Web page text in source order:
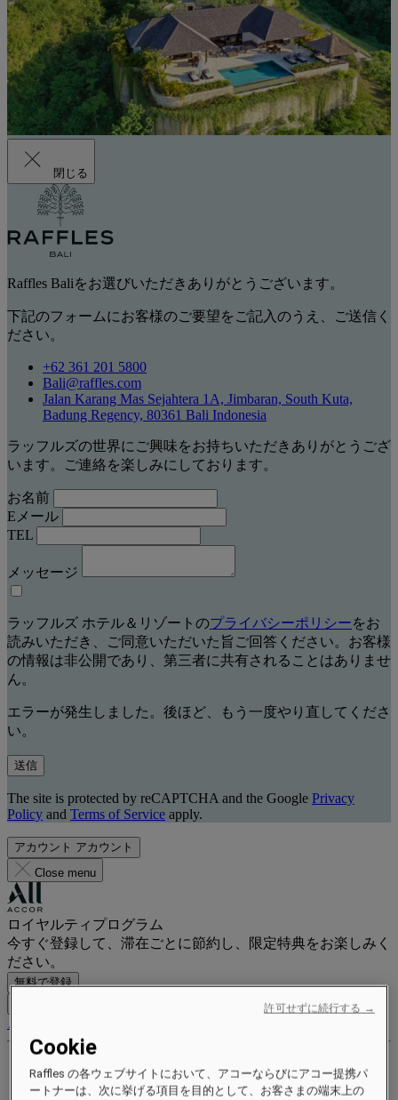
閉じる
Raffles Baliをお選びいただきありがとうございます。
下記のフォームにお客様のご要望をご記入のうえ、ご送信く
ださい。
+62 361 201 5800
Bali@raffles.com
Jalan Karang Mas Sejahtera 1A, Jimbaran, South Kuta,
Badung Regency, 80361 Bali Indonesia
ラッフルズの世界にご興味をお持ちいただきありがとうござ
います。ご連絡を楽しみにしております。
お名前
Eメール
TEL
メッセージ
ラッフルズ ホテル＆リゾートのプライバシーポリシーをお
読みいただき、ご同意いただいた旨ご回答ください。お客様
の情報は非公開であり、第三者に共有されることはありませ
ん。
エラーが発生しました。後ほど、もう一度やり直してくださ
い。
送信
The site is protected by reCAPTCHA and the Google Privacy
Policy and Terms of Service apply.
アカウント アカウント
Close menu
ロイヤルティプログラム
今すぐ登録して、滞在ごとに節約し、限定特典をお楽しみく
ださい。
無料で登録
ご予約
特典とステータス
ポイントを獲得して交換する
Cookie
Raffles の各ウェブサイトにおいて、アコーならびにアコー提携パ
ートナーは、次に挙げる項目を目的として、お客さまの端末上の
許可せずに続行する →